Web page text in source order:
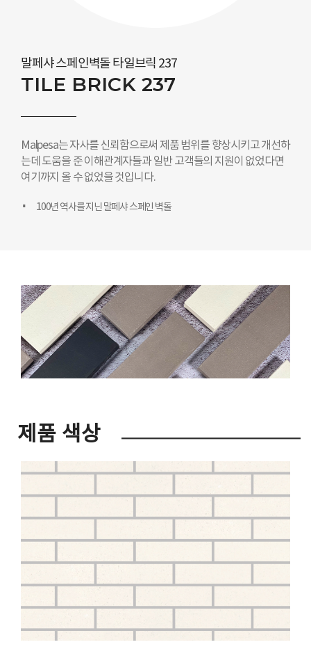
말페샤 스페인벽돌 타일브릭 237
TILE BRICK 237
Malpesa는 자사를 신뢰함으로써 제품 범위를 향상시키고 개선하
는데 도움을 준 이해관계자들과 일반 고객들의 지원이 없었다면
여기까지 올 수 없었을 것입니다.
100년 역사를 지닌 말페샤 스페인 벽돌
제품 색상